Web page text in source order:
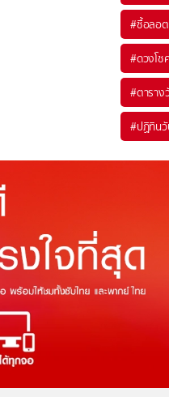
#ซื้อลอต
#ดวงโช
#ตารา
#ปฏิทิน